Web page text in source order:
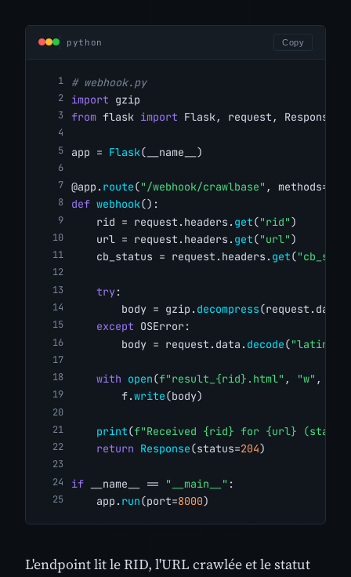
python Copy
# webhook.py
import gzip
from flask import Flask, request, Response
app = Flask(__name__)
@app. route("/webhook/crawlbase" , methods=[
def webhook():
    rid = request.headers.
get("rid")
    url = request.headers.
get("url")
    cb_status = request.headers.
get(
try:
        body = gzip.
decompress
except OSError:
        body = request.data.
decode("latin1"
with open(f"result_{rid}.html" , "w" ,
        f.
write(body)
print(f"Received {rid} for {url} (status
return Response(status=204)
if __name__ == "__main__" :
    app.
run(port=8000)
L'endpoint lit le RID, l'URL crawlée et le statut